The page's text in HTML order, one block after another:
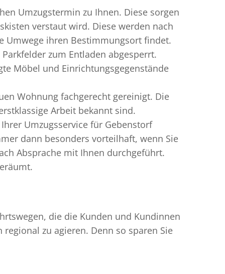
Umzugstermin zu Ihnen. Diese sorgen
verstaut wird. Diese werden nach
Umwege ihren Bestimmungsort findet.
zum Entladen abgesperrt.
Möbel und Einrichtungsgegenstände
Wohnung fachgerecht gereinigt. Die
Arbeit bekannt sind.
Umzugsservice für Gebenstorf
dann besonders vorteilhaft, wenn Sie
Absprache mit Ihnen durchgeführt.
die die Kunden und Kundinnen
zu agieren. Denn so sparen Sie